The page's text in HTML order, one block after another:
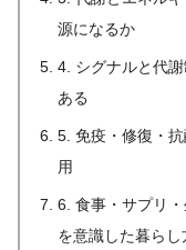
源になるか
4. シグナルと代
ある
5. 免疫・修復・
用
6. 食事・サプリ
を意識した暮らし